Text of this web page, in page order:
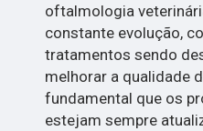
oftalmologia
constante evolução,
tratamentos sendo
melhorar a qualidade
fundamental que os
estejam sempre